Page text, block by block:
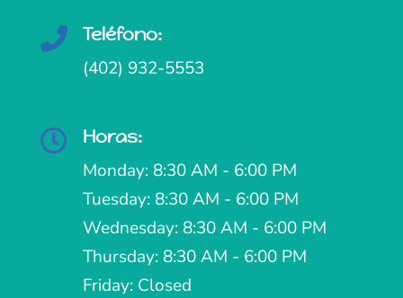
 Teléfono:
(402) 932-5553
 Horas:
Monday: 8:30 AM - 6:00 PM
Tuesday: 8:30 AM - 6:00 PM
Wednesday: 8:30 AM - 6:00 PM
Thursday: 8:30 AM - 6:00 PM
Friday: Closed